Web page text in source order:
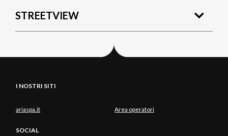
STREETVIEW
I NOSTRI SITI
ariaspa.it Area operatori
SOCIAL